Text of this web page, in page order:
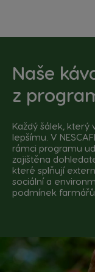
Naše
z
Každý šálek,
lepšímu. V
rámci programu
zajištěna
které splňují
sociální a
podmínek